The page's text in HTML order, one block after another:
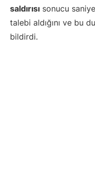
saldırısı sonucu
talebi aldığını ve bu
bildirdi.